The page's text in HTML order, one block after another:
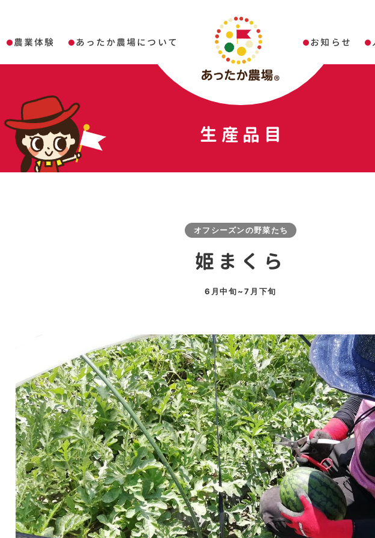
農業体験 あったか農場について お知らせ
生産品目
オフシーズンの野菜たち
姫まくら
6月中旬~7月下旬